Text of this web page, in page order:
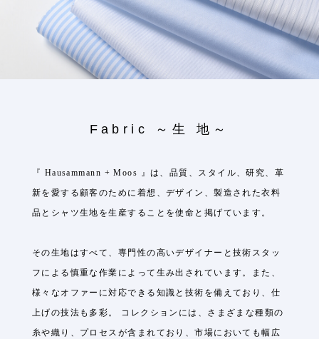
Fabric ～生 地～
『 Hausammann + Moos 』は、品質、スタイル、研究、革
新を愛する顧客のために着想、デザイン、製造された衣料
品とシャツ生地を生産することを使命と掲げています。
その生地はすべて、専門性の高いデザイナーと技術スタッ
フによる慎重な作業によって生み出されています。また、
様々なオファーに対応できる知識と技術を備えており、仕
上げの技法も多彩。 コレクションには、さまざまな種類の
糸や織り、プロセスが含まれており、市場においても幅広